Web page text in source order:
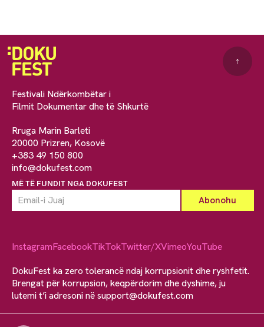
Festivali Ndërkombëtar i
Filmit Dokumentar dhe të Shkurtë
Rruga Marin Barleti
20000 Prizren, Kosovë
+383 49 150 800
info@dokufest.com
MË TË FUNDIT NGA DOKUFEST
↑
InstagramFacebookTikTokTwitter/XVimeoYouTube
DokuFest ka zero tolerancë ndaj korrupsionit dhe ryshfetit.
Brengat për korrupsion, keqpërdorim dhe dyshime, ju
lutemi t’i adresoni nësupport@dokufest.com